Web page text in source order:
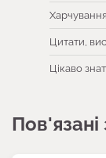
Харчування
Цитати,
Цікаво
Пов'язані